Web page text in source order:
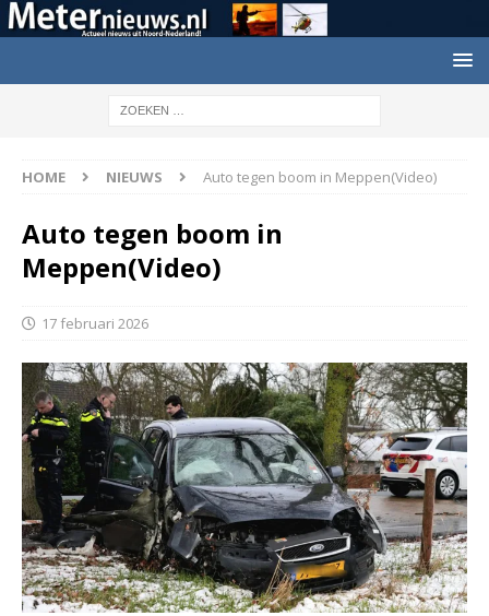
HOME NIEUWS Auto tegen boom in Meppen(Video)
Auto tegen boom in
Meppen(Video)
17 februari 2026